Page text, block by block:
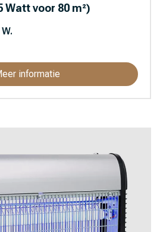
Watt voor 80 m²)
informatie